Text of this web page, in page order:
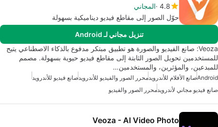
4.8 المجاني
حوّل الصور إلى مقاطع فيديو ديناميكية بسهولة
تنزيل مجاني لـ Android
Veoza: صانع الفيديو والصورة هو تطبيق مبتكر مدفوع بالذكاء الاصطناعي يتيح
للمستخدمين تحويل الصور الثابتة إلى مقاطع فيديو حيوية بسهولة. مصمم
للمبدعين، والمؤثرين، والمستخدمين…
Androidصانع الأفلام للأندرويدمحرر الصور والفيديو للأندرويدصانع فيديو للأندرويد
صانع فيديو مجاني لأندرويدمحرر الصور والفيديو
Veoza - Al Video Photo